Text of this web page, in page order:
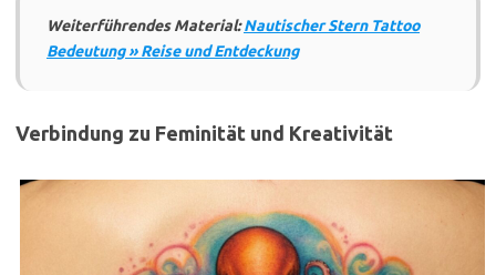
Weiterführendes Material:Nautischer Stern Tattoo
Bedeutung » Reise und Entdeckung
Verbindung zu Feminität und Kreativität